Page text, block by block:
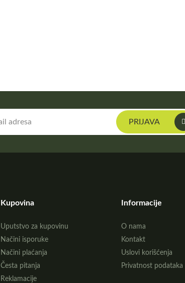
Kupovina
Uputstvo za kupovinu
Načini isporuke
Načini plaćanja
Česta pitanja
Reklamacije
Informacije
O nama
Kontakt
Uslovi korišćenja
Privatnost podataka